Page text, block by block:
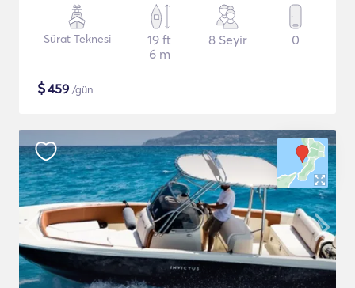
Sürat Teknesi
19 ft
6 m
8 Seyir 0
$459 /gün